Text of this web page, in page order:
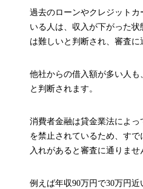
過去のローンやクレジット
いる人は、収入が下がった
は難しいと判断され、審査に
他社からの借入額が多い人
と判断されます。
消費者金融は貸金業法によっ
を禁止されているため、すで
入れがあると審査に通りませ
例えば年収90万円で30万円